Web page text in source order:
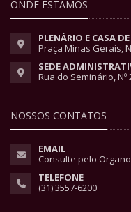
ONDE ESTAMOS
PLENÁRIO E CASA
Praça Minas Gerais,
SEDE
Rua do Seminário, Nº
NOSSOS CONTATOS
EMAIL
Consulte pelo
TELEFONE
(31) 3557-6200